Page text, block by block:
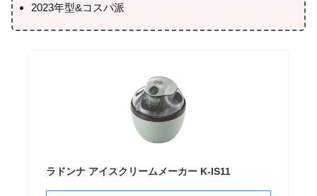
2023年型&コスパ派
ラドンナ アイスクリームメーカー K-IS11